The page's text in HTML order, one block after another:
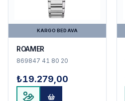
KARGO BEDAVA
ROAMER
869847 41 80 20
₺19.279,00